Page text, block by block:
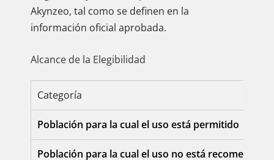
Akynzeo, tal como se definen en la
información oficial aprobada.
Alcance de la Elegibilidad
Categoría
Población para la cual el uso está permitido
Población para la cual el uso no está recomendado